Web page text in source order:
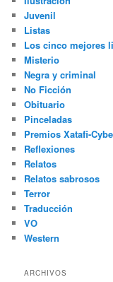
Juvenil
Listas
Los cinco mejores
Misterio
Negra y criminal
No Ficción
Obituario
Pinceladas
Premios Xatafi-
Reflexiones
Relatos
Relatos sabrosos
Terror
Traducción
VO
Western
ARCHIVOS